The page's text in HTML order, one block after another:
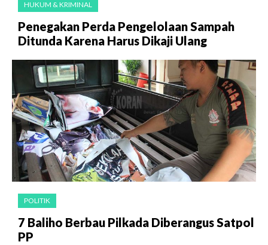
HUKUM & KRIMINAL
Penegakan Perda Pengelolaan Sampah
Ditunda Karena Harus Dikaji Ulang
POLITIK
7 Baliho Berbau Pilkada Diberangus Satpol
PP